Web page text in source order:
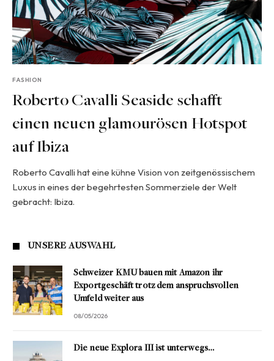
FASHION
Roberto Cavalli Seaside schafft
einen neuen glamourösen Hotspot
auf Ibiza
Roberto Cavalli hat eine kühne Vision von zeitgenössischem
Luxus in eines der begehrtesten Sommerziele der Welt
gebracht: Ibiza.
UNSERE AUSWAHL
Schweizer KMU bauen mit Amazon ihr
Exportgeschäft trotz dem anspruchsvollen
Umfeld weiter aus
08/05/2026
Die neue Explora III ist unterwegs…